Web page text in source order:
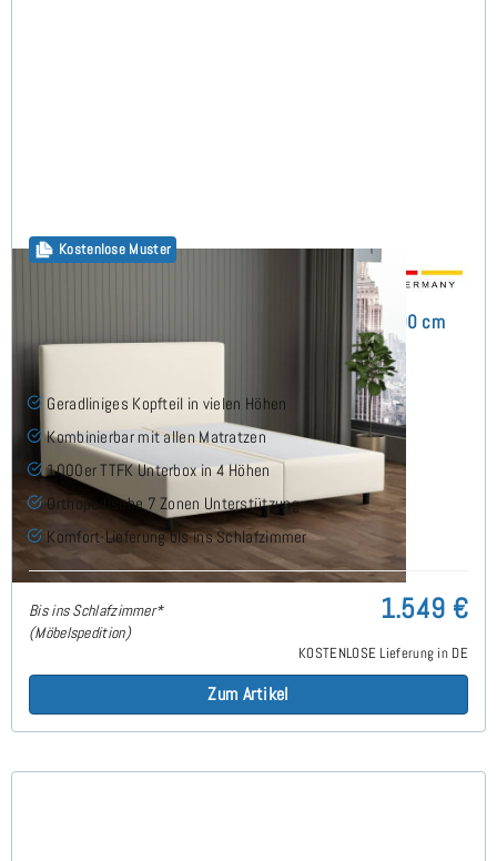
Kostenlose Muster
Arminius Boxspringbett ohne Matratze 200x200 cm
Geradliniges Kopfteil in vielen Höhen
Kombinierbar mit allen Matratzen
1000er TTFK Unterbox in 4 Höhen
Orthopädische 7 Zonen Unterstützung
Komfort-Lieferung bis ins Schlafzimmer
Bis ins Schlafzimmer*
(Möbelspedition)
1.549 €
KOSTENLOSE Lieferung in DE
Zum Artikel